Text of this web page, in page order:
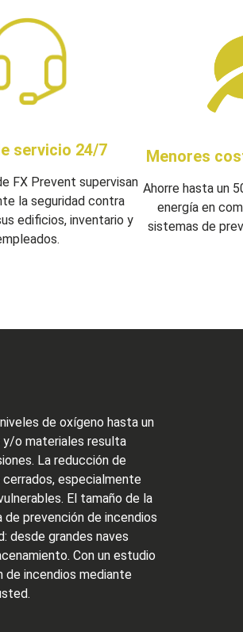
servicio 24/7
FX Prevent supervisan
la seguridad contra
edificios, inventario y
Menores
Ahorre hasta un
energía en
sistemas de
de oxígeno hasta un
y/o materiales resulta
La reducción de
especialmente
El tamaño de la
prevención de incendios
desde grandes naves
Con un estudio
de incendios mediante